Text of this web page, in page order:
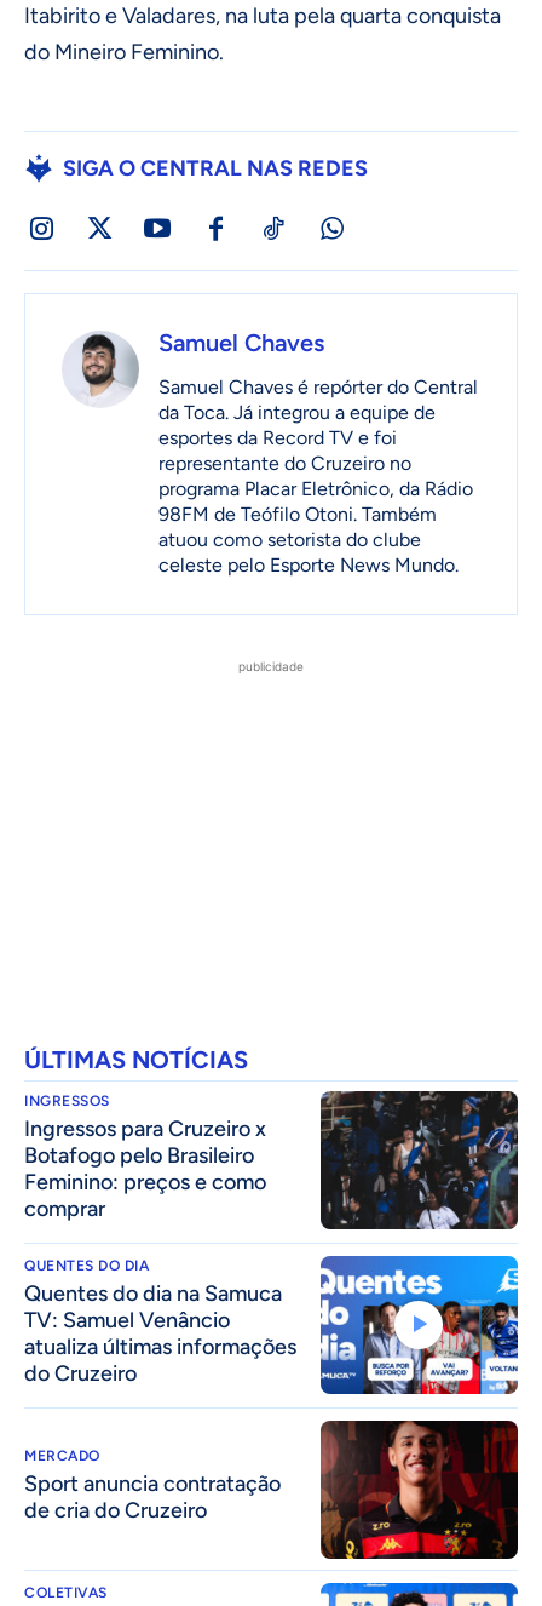
Itabirito e Valadares, na luta pela quarta conquista
do Mineiro Feminino.
SIGA O CENTRAL NAS REDES
Samuel Chaves
Samuel Chaves é repórter do Central
da Toca. Já integrou a equipe de
esportes da Record TV e foi
representante do Cruzeiro no
programa Placar Eletrônico, da Rádio
98FM de Teófilo Otoni. Também
atuou como setorista do clube
celeste pelo Esporte News Mundo.
publicidade
ÚLTIMAS NOTÍCIAS
INGRESSOS
Ingressos para Cruzeiro x
Botafogo pelo Brasileiro
Feminino: preços e como
comprar
QUENTES DO DIA
Quentes do dia na Samuca
TV: Samuel Venâncio
atualiza últimas informações
do Cruzeiro
MERCADO
Sport anuncia contratação
de cria do Cruzeiro
COLETIVAS